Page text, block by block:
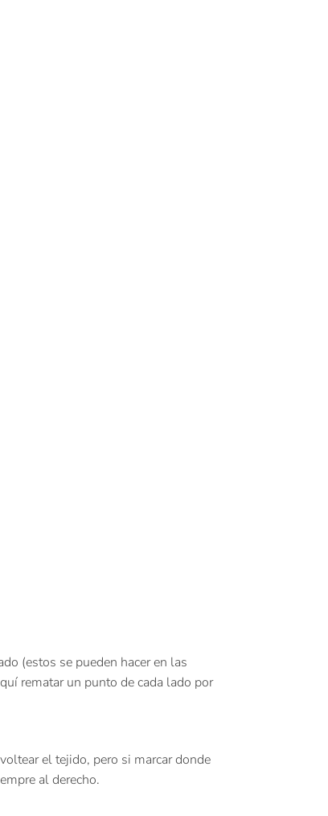
(estos se pueden hacer en las
rematar un punto de cada lado por
el tejido, pero si marcar donde
al derecho.